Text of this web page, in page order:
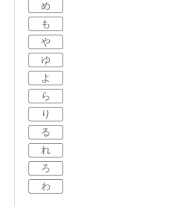
め
も
や
ゆ
よ
ら
り
る
れ
ろ
わ